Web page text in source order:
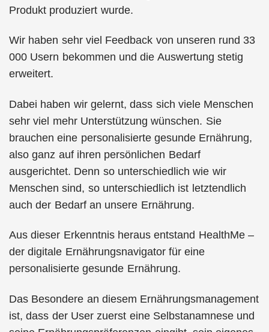
Produkt produziert wurde.
Wir haben sehr viel Feedback von unseren rund 33
000 Usern bekommen und die Auswertung stetig
erweitert.
Dabei haben wir gelernt, dass sich viele Menschen
sehr viel mehr Unterstützung wünschen. Sie
brauchen eine personalisierte gesunde Ernährung,
also ganz auf ihren persönlichen Bedarf
ausgerichtet. Denn so unterschiedlich wie wir
Menschen sind, so unterschiedlich ist letztendlich
auch der Bedarf an unsere Ernährung.
Aus dieser Erkenntnis heraus entstand HealthMe –
der digitale Ernährungsnavigator für eine
personalisierte gesunde Ernährung.
Das Besondere an diesem Ernährungsmanagement
ist, dass der User zuerst eine Selbstanamnese und